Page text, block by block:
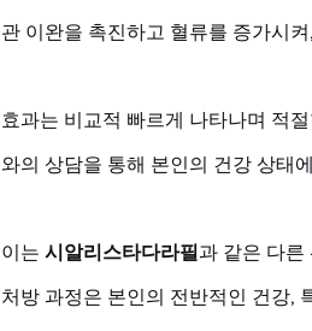
관 이완을 촉진하고 혈류를 증가시
효과는 비교적 빠르게 나타나며 적
와의 상담을 통해 본인의 건강 상태
이는 시알리스타다라필 과 같은 다른
처방 과정은 본인의 전반적인 건강,